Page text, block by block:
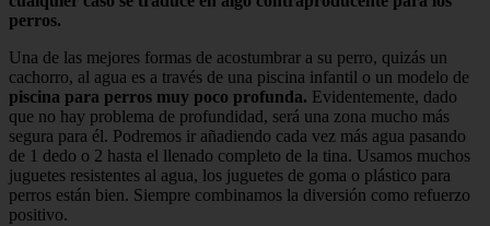
perros.
Una de las mejores formas de acostumbrar a su perro, quizás un
cachorro, al agua es a través de una piscina infantil o un modelo de
piscina para perros muy poco profunda. Evidentemente, dado
que no hay problema de profundidad, será una zona mucho más
segura para él. Podremos ir añadiendo cada vez más agua pasando
de 1 dedo o 2 hasta el llenado completo de la tina. Usamos muchos
juguetes resistentes al agua, los juguetes de goma o plástico para
perros están bien. Siempre combinamos la diversión como refuerzo
positivo.